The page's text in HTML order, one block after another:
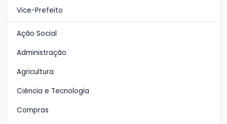
Vice-Prefeito
Ação Social
Administração
Agricultura
Ciência e Tecnologia
Compras